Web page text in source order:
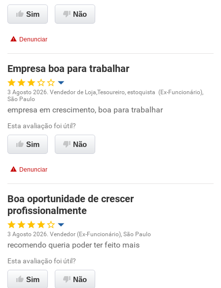
Conciliação com a vida familiar
Recomenda esta empresa
Recomenda a diretoria
Sim Não
Denunciar
Empresa boa para trabalhar
Oportunidade de promoção
Ambiente de trabalho
Conciliação com a vida familiar
Recomenda esta empresa
3 Agosto 2026. Vendedor de Loja,Tesoureiro, estoquista (Ex-Funcionário),
São Paulo
empresa em crescimento, boa para trabalhar
Esta avaliação foi útil?
Sim Não
Denunciar
Boa oportunidade de crescer
profissionalmente
Oportunidade de promoção
Ambiente de trabalho
3 Agosto 2026. Vendedor (Ex-Funcionário), São Paulo
recomendo queria poder ter feito mais
Esta avaliação foi útil?
Sim Não